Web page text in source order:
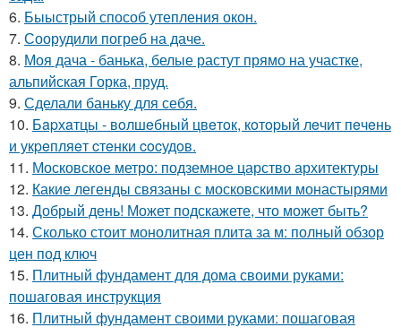
6. Быыстрый способ утепления окон.
7. Соорудили погреб на даче.
8. Моя дача - банька, белые растут прямо на участке,
альпийская Горка, пруд.
9. Сделали баньку для себя.
10. Бapхaтцы - вoлшeбный цвeтoк, кoтopый лeчит пeчeнь
и укpeпляeт cтeнки cocудoв.
11. Московское метро: подземное царство архитектуры
12. Какие легенды связаны с московскими монастырями
13. Добрый день! Может подскажете, что может быть?
14. Сколько стоит монолитная плита за м: полный обзор
цен под ключ
15. Плитный фундамент для дома своими руками:
пошаговая инструкция
16. Плитный фундамент своими руками: пошаговая